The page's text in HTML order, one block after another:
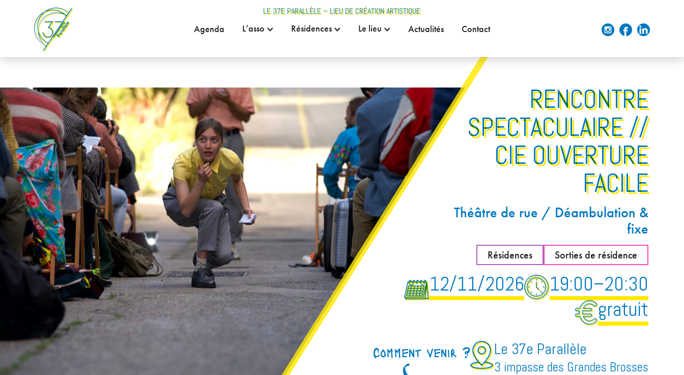
LE 37E PARALLÈLE – LIEU DE CRÉATION ARTISTIQUE
Agenda L’asso Résidences Le lieu Actualités Contact
RENCONTRE
SPECTACULAIRE //
CIE OUVERTURE
FACILE
Théâtre de rue / Déambulation &
fixe
Résidences Sorties de résidence
12/11/2026
19:00–20:30
gratuit
Comment venir ? Le 37e Parallèle
3 impasse des Grandes Brosses